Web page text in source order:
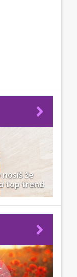
že
top trend